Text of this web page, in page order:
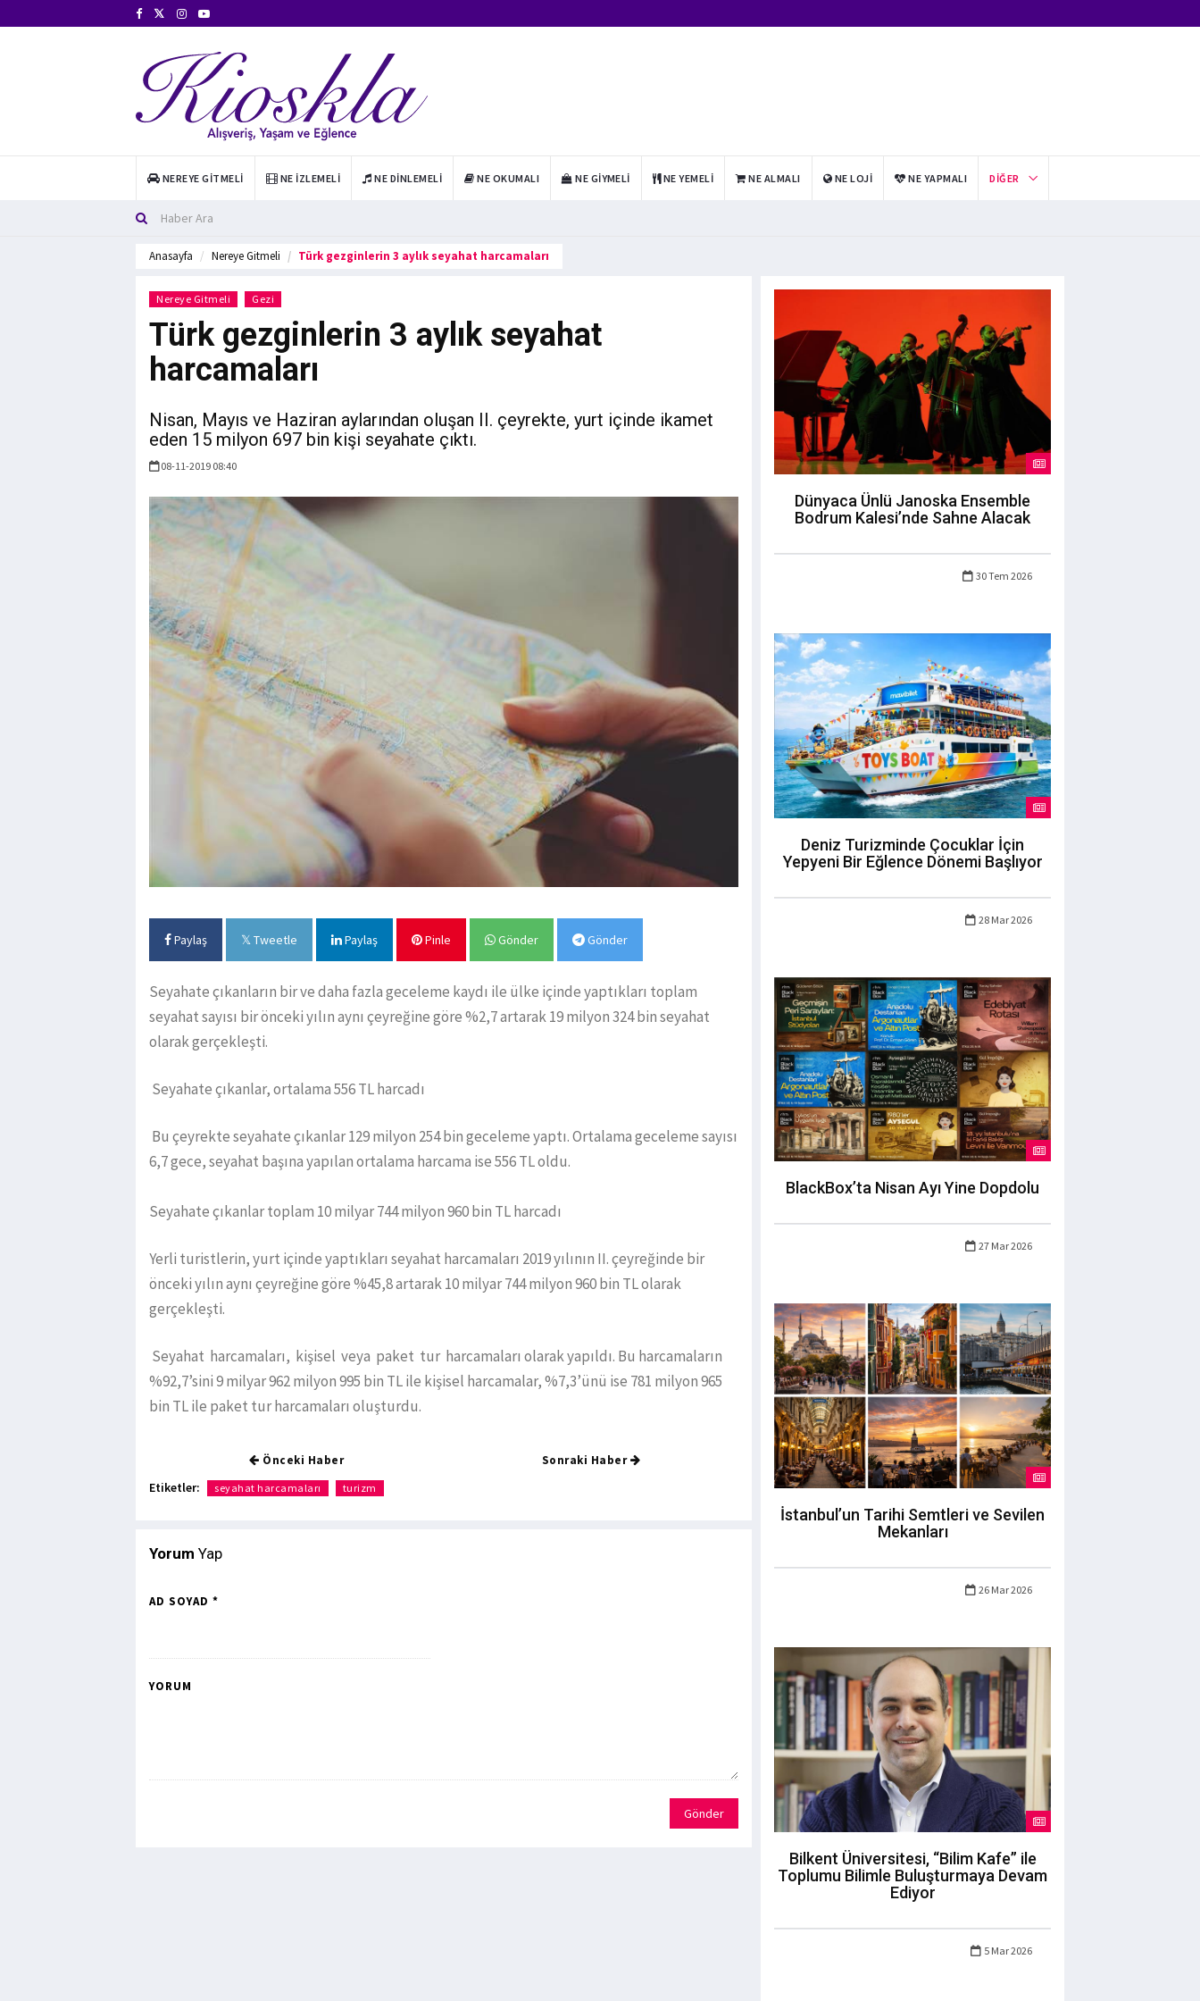
NEREYE GITMELI NE İZLEMELI NE DINLEMELI NE OKUMALI NE GIYMELI NE YEMELI NE ALMALI NE LOJI NE YAPMALI DIĞER
Anasayfa Nereye Gitmeli Türk gezginlerin 3 aylık seyahat harcamaları
Nereye Gitmeli Gezi
Türk gezginlerin 3 aylık seyahat
harcamaları
Nisan, Mayıs ve Haziran aylarından oluşan II. çeyrekte, yurt içinde ikamet
eden 15 milyon 697 bin kişi seyahate çıktı.
08-11-2019 08:40
Paylaş Tweetle Paylaş Pinle Gönder Gönder
Seyahate çıkanların bir ve daha fazla geceleme kaydı ile ülke içinde yaptıkları toplam
seyahat sayısı bir önceki yılın aynı çeyreğine göre %2,7 artarak 19 milyon 324 bin seyahat
olarak gerçekleşti.
Seyahate çıkanlar, ortalama 556 TL harcadı
Bu çeyrekte seyahate çıkanlar 129 milyon 254 bin geceleme yaptı. Ortalama geceleme sayısı
6,7 gece, seyahat başına yapılan ortalama harcama ise 556 TL oldu.
Seyahate çıkanlar toplam 10 milyar 744 milyon 960 bin TL harcadı
Yerli turistlerin, yurt içinde yaptıkları seyahat harcamaları 2019 yılının II. çeyreğinde bir
önceki yılın aynı çeyreğine göre %45,8 artarak 10 milyar 744 milyon 960 bin TL olarak
gerçekleşti.
Seyahat harcamaları, kişisel veya paket tur harcamaları olarak yapıldı. Bu harcamaların
%92,7’sini 9 milyar 962 milyon 995 bin TL ile kişisel harcamalar, %7,3’ünü ise 781 milyon 965
bin TL ile paket tur harcamaları oluşturdu.
Önceki Haber Sonraki Haber
Etiketler: seyahat harcamaları turizm
Yorum Yap
AD SOYAD *
YORUM
Gönder
Dünyaca Ünlü Janoska Ensemble
Bodrum Kalesi’nde Sahne Alacak
30 Tem 2026
Deniz Turizminde Çocuklar İçin
Yepyeni Bir Eğlence Dönemi Başlıyor
28 Mar 2026
BlackBox’ta Nisan Ayı Yine Dopdolu
27 Mar 2026
İstanbul’un Tarihi Semtleri ve Sevilen
Mekanları
26 Mar 2026
Bilkent Üniversitesi, “Bilim Kafe” ile
Toplumu Bilimle Buluşturmaya Devam
Ediyor
5 Mar 2026